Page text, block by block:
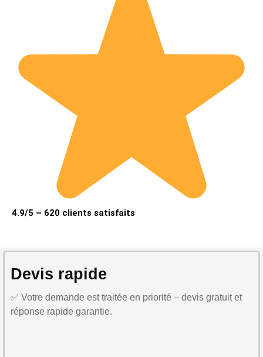
4.9/5 – 620 clients satisfaits
Devis rapide
✅ Votre demande est traitée en priorité – devis gratuit et
réponse rapide garantie.